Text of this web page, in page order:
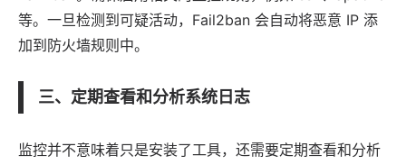
等。一旦检测到可疑活动，Fail2ban 会自动将恶意 IP 添
加到防火墙规则中。
三、定期查看和分析系统日志
监控并不意味着只是安装了工具，还需要定期查看和分析